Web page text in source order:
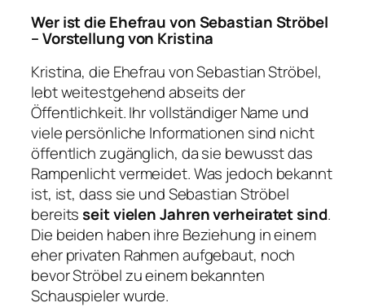
Wer ist die Ehefrau von Sebastian Ströbel
– Vorstellung von Kristina
Kristina, die Ehefrau von Sebastian Ströbel,
lebt weitestgehend abseits der
Öffentlichkeit. Ihr vollständiger Name und
viele persönliche Informationen sind nicht
öffentlich zugänglich, da sie bewusst das
Rampenlicht vermeidet. Was jedoch bekannt
ist, ist, dass sie und Sebastian Ströbel
bereitsseit vielen Jahren verheiratet sind.
Die beiden haben ihre Beziehung in einem
eher privaten Rahmen aufgebaut, noch
bevor Ströbel zu einem bekannten
Schauspieler wurde.